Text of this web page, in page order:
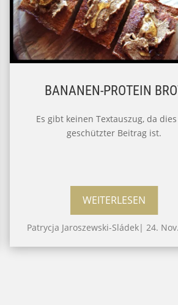
BANANEN-PROTEIN
Es gibt keinen Textauszug, da
geschützter Beitrag ist.
WEITERLESEN
Patrycja Jaroszewski-Sládek|24.